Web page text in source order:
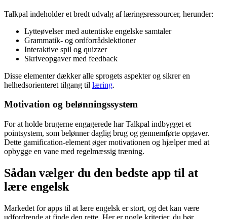
Talkpal indeholder et bredt udvalg af læringsressourcer, herunder:
Lytteøvelser med autentiske engelske samtaler
Grammatik- og ordforrådslektioner
Interaktive spil og quizzer
Skriveopgaver med feedback
Disse elementer dækker alle sprogets aspekter og sikrer en
helhedsorienteret tilgang til læring.
Motivation og belønningssystem
For at holde brugerne engagerede har Talkpal indbygget et
pointsystem, som belønner daglig brug og gennemførte opgaver.
Dette gamification-element øger motivationen og hjælper med at
opbygge en vane med regelmæssig træning.
Sådan vælger du den bedste app til at
lære engelsk
Markedet for apps til at lære engelsk er stort, og det kan være
udfordrende at finde den rette. Her er nogle kriterier, du bør